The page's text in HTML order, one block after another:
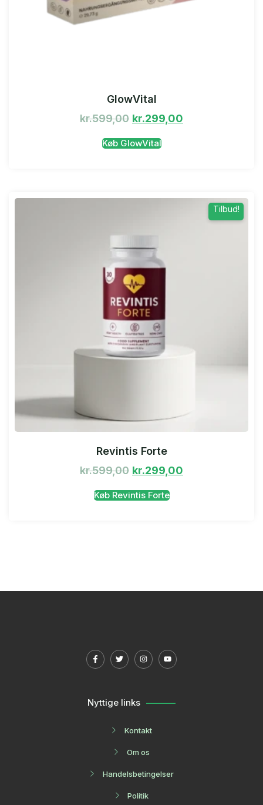
GlowVital
kr.599,00 kr.299,00
Køb GlowVital
Tilbud!
Revintis Forte
kr.599,00 kr.299,00
Køb Revintis Forte
Nyttige links
Kontakt
Om os
Handelsbetingelser
Politik